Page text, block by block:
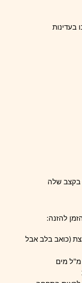
בעדינות
בקצב שלה
להזנה:
(כואב בלב אבל